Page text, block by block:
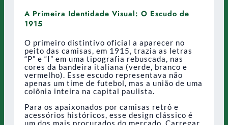
A Primeira Identidade Visual: O Escudo de
1915
O primeiro distintivo oficial a aparecer no
peito das camisas, em 1915, trazia as letras
“P” e “I” em uma tipografia rebuscada, nas
cores da bandeira italiana (verde, branco e
vermelho). Esse escudo representava não
apenas um time de futebol, mas a união de uma
colônia inteira na capital paulista.
Para os apaixonados por camisas retrô e
acessórios históricos, esse design clássico é
um dos mais procurados do mercado. Carregar